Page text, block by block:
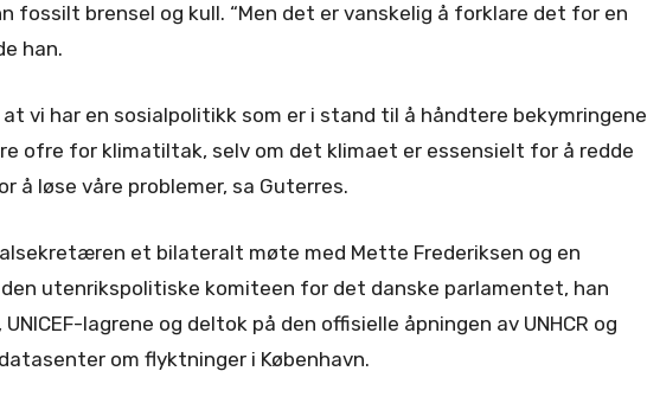
fossilt brensel og kull. “Men det er vanskelig å forklare det for en
han.
vi har en sosialpolitikk som er i stand til å håndtere bekymringene
ofre for klimatiltak, selv om det klimaet er essensielt for å redde
å løse våre problemer, sa Guterres.
et bilateralt møte med Mette Frederiksen og en
utenrikspolitiske komiteen for det danske parlamentet, han
lagrene og deltok på den offisielle åpningen av UNHCR og
om flyktninger i København.